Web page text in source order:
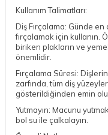
Kullanım Talimatları:
Diş Fırçalama: Günde
fırçalamak için kullanın.
biriken plakların ve
önemlidir.
Fırçalama Süresi:
zarfında, tüm diş
gösterildiğinden emin
Yutmayın: Macunu
bol su ile çalkalayın.